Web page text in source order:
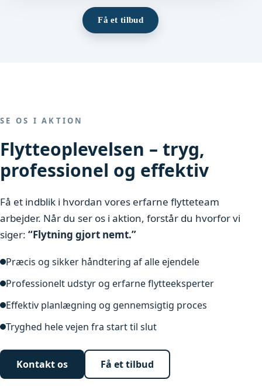
Få et tilbud
SE OS I AKTION
Flytteoplevelsen – tryg,
professionel og effektiv
Få et indblik i hvordan vores erfarne flytteteam
arbejder. Når du ser os i aktion, forstår du hvorfor vi
siger: “Flytning gjort nemt.”
Præcis og sikker håndtering af alle ejendele
Professionelt udstyr og erfarne flytteeksperter
Effektiv planlægning og gennemsigtig proces
Tryghed hele vejen fra start til slut
Kontakt os Få et tilbud